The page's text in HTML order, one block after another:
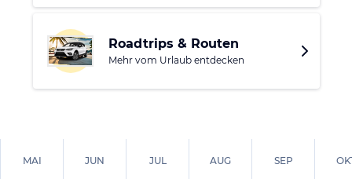
Roadtrips & Routen
Mehr vom Urlaub entdecken
MAI JUN JUL AUG SEP